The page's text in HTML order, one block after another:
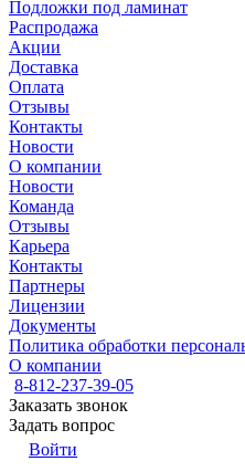
Подложки под ламинат
Распродажа
Акции
Доставка
Оплата
Отзывы
Контакты
Новости
О компании
Новости
Команда
Отзывы
Карьера
Контакты
Партнеры
Лицензии
Документы
Политика обработки
О компании
8-812-237-39-05
Заказать звонок
Задать вопрос
Войти